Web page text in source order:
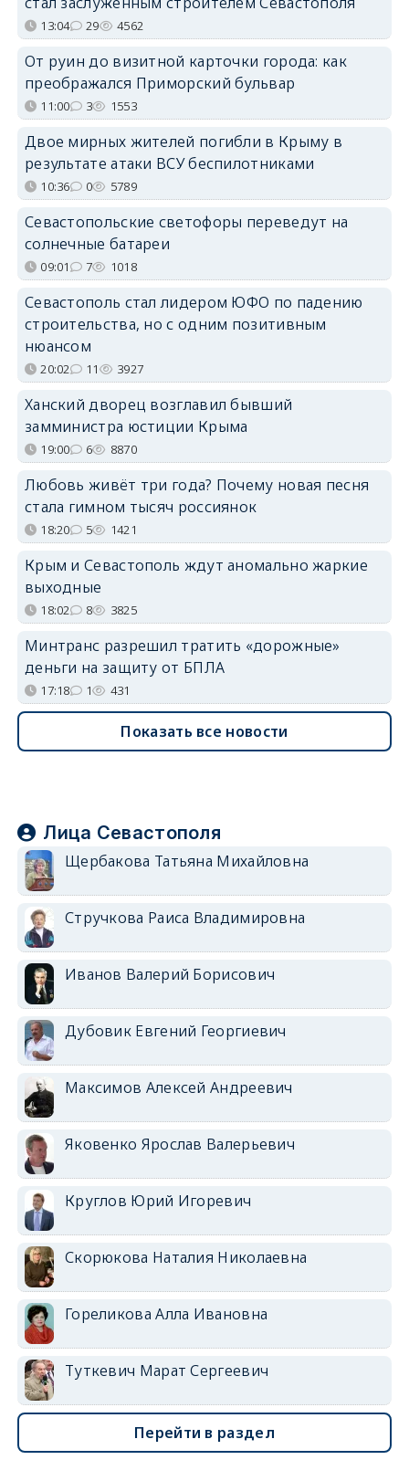
13:04 29 4562
От руин до визитной карточки города: как
преображался Приморский бульвар
11:00 3 1553
Двое мирных жителей погибли в Крыму в
результате атаки ВСУ беспилотниками
10:36 0 5789
Севастопольские светофоры переведут на
солнечные батареи
09:01 7 1018
Севастополь стал лидером ЮФО по падению
строительства, но с одним позитивным
нюансом
20:02 11 3927
Ханский дворец возглавил бывший
замминистра юстиции Крыма
19:00 6 8870
Любовь живёт три года? Почему новая песня
стала гимном тысяч россиянок
18:20 5 1421
Крым и Севастополь ждут аномально жаркие
выходные
18:02 8 3825
Минтранс разрешил тратить «дорожные»
деньги на защиту от БПЛА
17:18 1 431
Показать все новости
Лица Севастополя
Щербакова Татьяна Михайловна
Стручкова Раиса Владимировна
Иванов Валерий Борисович
Дубовик Евгений Георгиевич
Максимов Алексей Андреевич
Яковенко Ярослав Валерьевич
Круглов Юрий Игоревич
Скорюкова Наталия Николаевна
Гореликова Алла Ивановна
Туткевич Марат Сергеевич
Перейти в раздел